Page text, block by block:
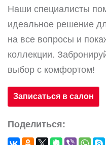
Наши специалисты
идеальное решение
на все вопросы и
коллекции.
выбор с комфортом!
Записаться в салон
Поделиться: